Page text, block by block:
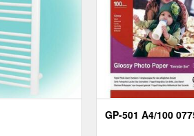
GP-501 A4/100